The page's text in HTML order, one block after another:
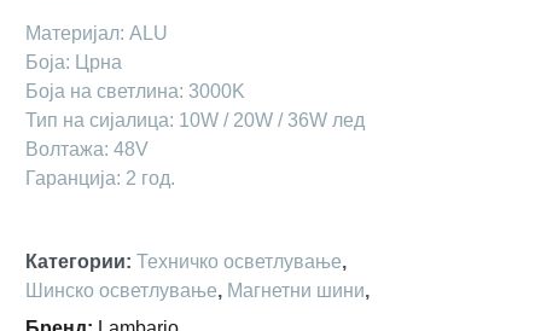
Материјал: АLU
Боја: Црна
Боја на светлина: 3000K
Тип на сијалица: 10W / 20W / 36W лед
Волтажа: 48V
Гаранција: 2 год.
Категории: Техничко осветлување,
Шинско осветлување, Магнетни шини,